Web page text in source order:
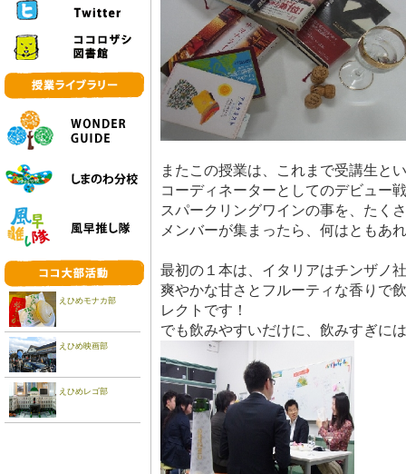
えひめモナカ部
えひめ映画部
えひめレゴ部
またこの授業は、これまで受講生と
コーディネーターとしてのデビュー
スパークリングワインの事を、たく
メンバーが集まったら、何はともあ
最初の１本は、イタリアはチンザノ
爽やかな甘さとフルーティな香りで
レクトです！
でも飲みやすいだけに、飲みすぎに